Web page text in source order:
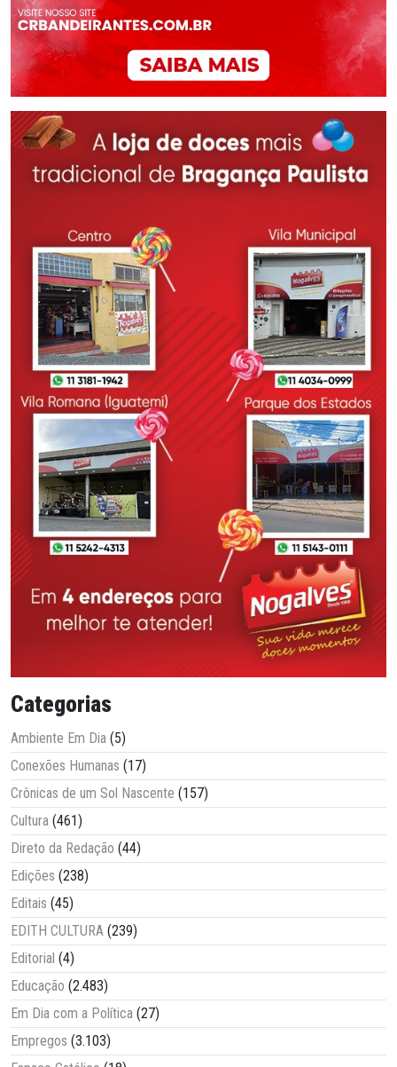
Categorias
Ambiente Em Dia (5)
Conexões Humanas (17)
Crônicas de um Sol Nascente (157)
Cultura (461)
Direto da Redação (44)
Edições (238)
Editais (45)
EDITH CULTURA (239)
Editorial (4)
Educação (2.483)
Em Dia com a Política (27)
Empregos (3.103)